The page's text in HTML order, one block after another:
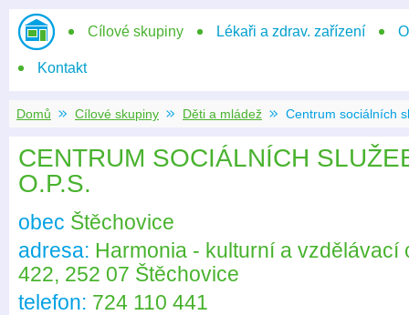
Cílové skupiny Lékaři a zdrav. zařízení
Kontakt
Domů Cílové skupiny Děti a mládež Centrum sociálních
CENTRUM SOCIÁLNÍCH
O.P.S.
obec Štěchovice
adresa: Harmonia - kulturní a vzdělávací
422, 252 07 Štěchovice
telefon: 724 110 441